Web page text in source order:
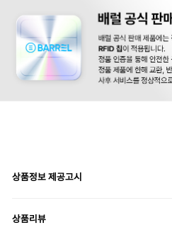
상품정보 제공고시
상품리뷰